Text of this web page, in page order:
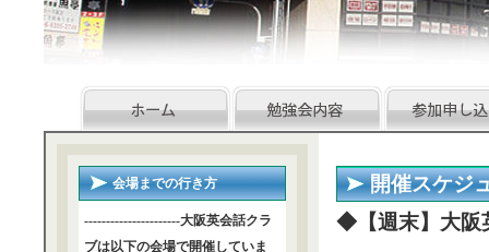
開催スケジ
◆【週末】大阪
会場までの行き方
----------------------大阪英会話クラ
ブは以下の会場で開催していま